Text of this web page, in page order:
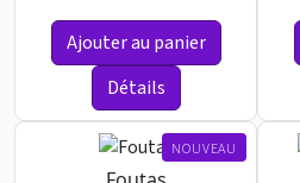
Ajouter au panier
Détails
NOUVEAU